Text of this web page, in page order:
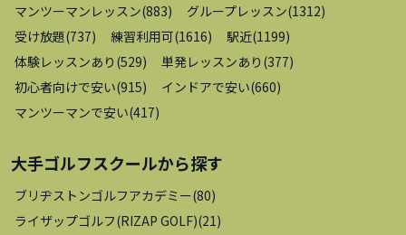
マンツーマンレッスン(883) グループレッスン(1312)
受け放題(737) 練習利用可(1616) 駅近(1199)
体験レッスンあり (529) 単発レッスンあり (377)
初心者向けで安い(915) インドアで安い(660)
マンツーマンで安い(417)
大手ゴルフスクールから探す
ブリヂストンゴルフアカデミー(80)
ライザップゴルフ(RIZAP GOLF)(21 )